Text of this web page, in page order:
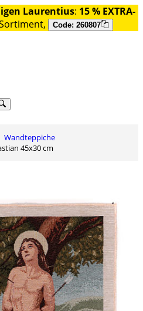
Laurentius: 15 % EXTRA-
Code: 260807
Wandteppiche
45x30 cm